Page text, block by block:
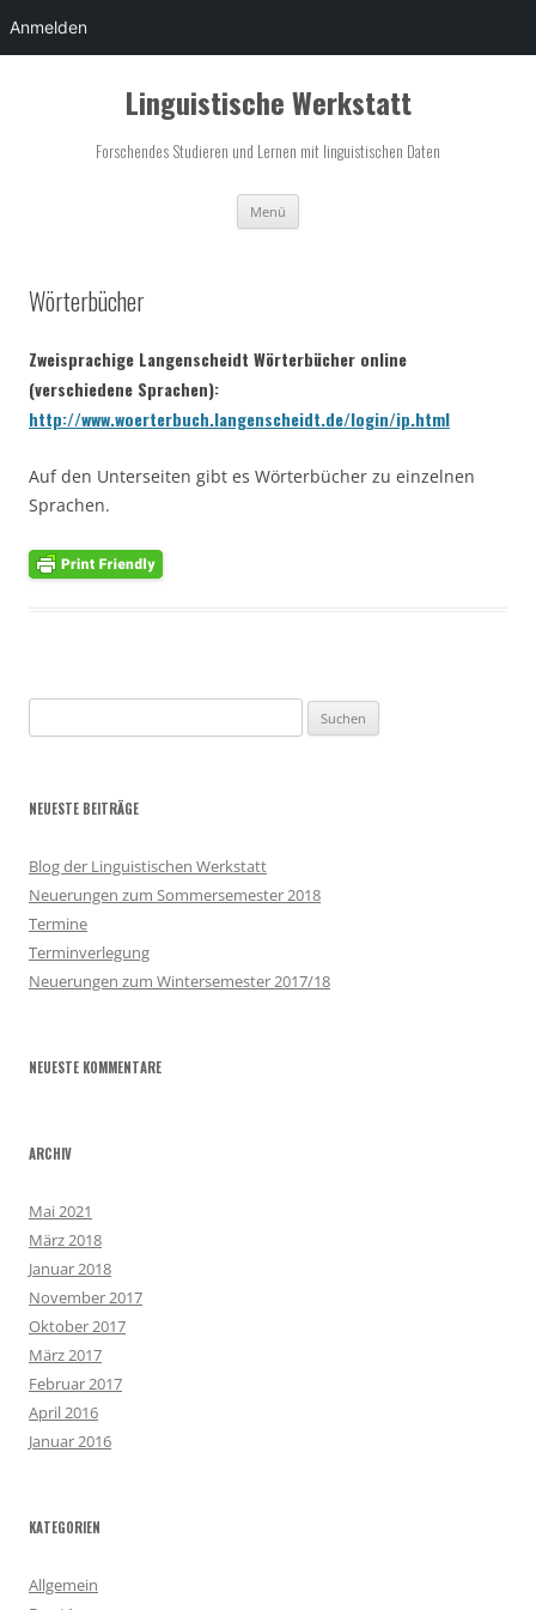
Anmelden
Zum
Linguistische Werkstatt
Forschendes Studieren und Lernen mit linguistischen Daten
Menü
Wörterbücher
Zweisprachige Langenscheidt Wörterbücher online
(verschiedene Sprachen):
http://www.woerterbuch.langenscheidt.de/login/ip.html
Auf den Unterseiten gibt es Wörterbücher zu einzelnen
Sprachen.
nach:
NEUESTE BEITRÄGE
Blog der Linguistischen Werkstatt
Neuerungen zum Sommersemester 2018
Termine
Terminverlegung
Neuerungen zum Wintersemester 2017/18
NEUESTE KOMMENTARE
ARCHIV
Mai 2021
März 2018
Januar 2018
November 2017
Oktober 2017
März 2017
Februar 2017
April 2016
Januar 2016
KATEGORIEN
Allgemein